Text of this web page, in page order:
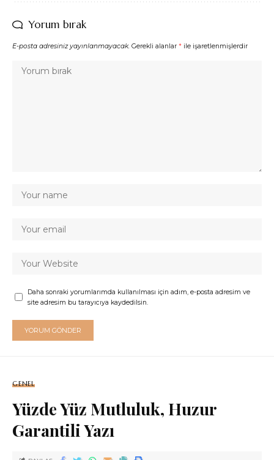
Yorum bırak
E-posta adresiniz yayınlanmayacak. Gerekli alanlar * ile işaretlenmişlerdir
Daha sonraki yorumlarımda kullanılması için adım, e-posta adresim ve
site adresim bu tarayıcıya kaydedilsin.
GENEL
Yüzde Yüz Mutluluk, Huzur
Garantili Yazı